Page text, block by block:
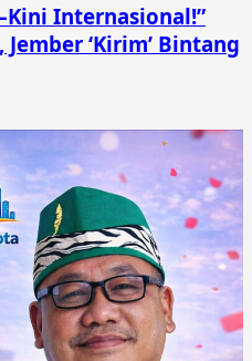
Internasional!”
‘Kirim’ Bintang